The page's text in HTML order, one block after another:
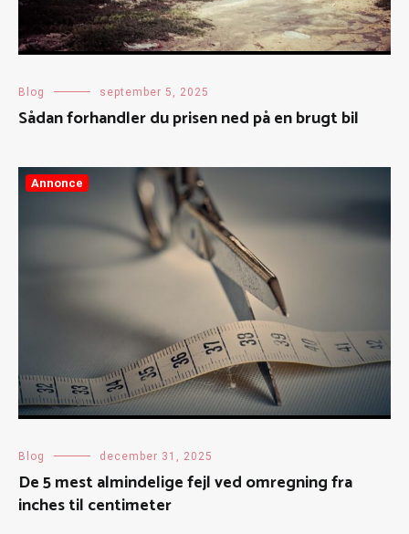
Blog september 5, 2025
Sådan forhandler du prisen ned på en brugt bil
Annonce
Blog december 31, 2025
De 5 mest almindelige fejl ved omregning fra
inches til centimeter